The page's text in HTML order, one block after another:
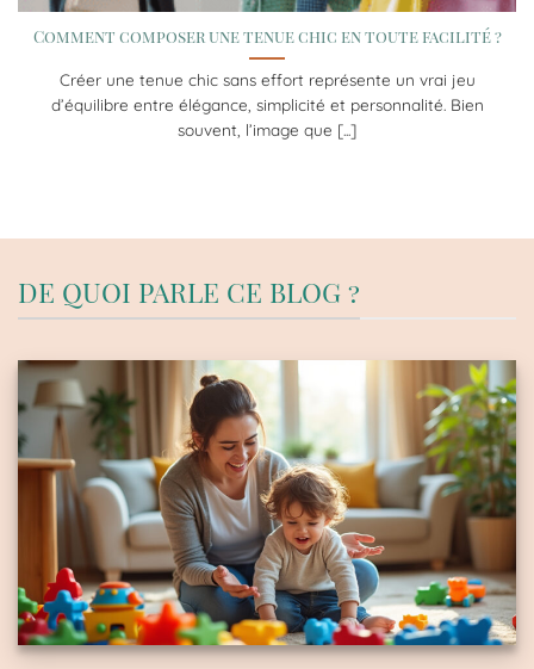
Comment composer une tenue chic en toute facilité ?
Créer une tenue chic sans effort représente un vrai jeu
d’équilibre entre élégance, simplicité et personnalité. Bien
souvent, l’image que [...]
DE QUOI PARLE CE BLOG ?